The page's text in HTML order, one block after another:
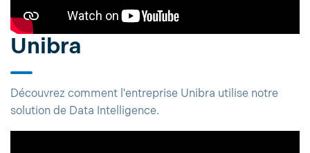
Unibra
Découvrez comment l'entreprise Unibra utilise notre
solution de Data Intelligence.